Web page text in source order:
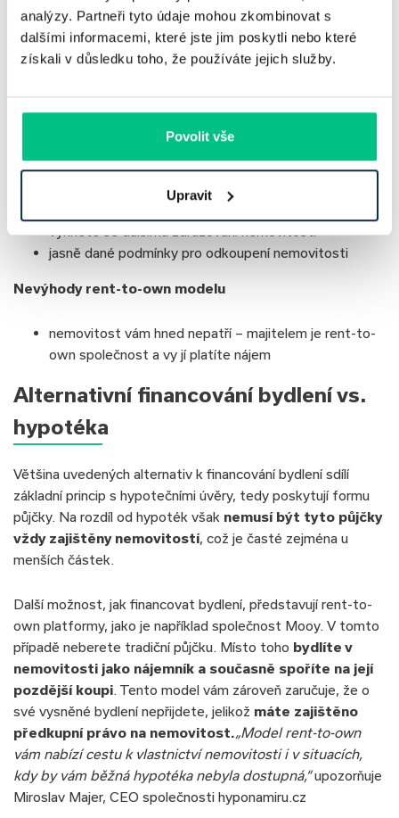
analýzy. Partneři tyto údaje mohou zkombinovat s
dalšími informacemi, které jste jim poskytli nebo které
získali v důsledku toho, že používáte jejich služby.
Povolit vše
Upravit
Další výhodou je možnost volby – můžete se sami
rozhodnout, zda chcete nemovitost v konečné fázi
svobodu ve srovnánís jinými způsoby financování.
Výhody rent-to-own modelu
nemovitost můžete mít, i když nemáte dost úspor na
vyhnete se dalšímu zdražování nemovitostí
jasně dané podmínky pro odkoupení nemovitosti
Nevýhody rent-to-own modelu
nemovitost vám hned nepatří – majitelem je rent-to-
own společnost a vy jí platíte nájem
Alternativní financování bydlení vs.
hypotéka
Většina uvedených alternativ k financování bydlení sdílí
základní princip s hypotečními úvěry, tedy poskytují formu
půjčky. Na rozdíl od hypoték však nemusí být tyto půjčky
vždy zajištěny nemovitostí, což je časté zejména u
menších částek.
Další možnost, jak financovat bydlení, představují rent-to-
own platformy, jako je například společnost Mooy. V tomto
případě neberete tradiční půjčku. Místo toho bydlíte v
nemovitosti jako nájemník a současně spoříte na její
pozdější koupi. Tento model vám zároveň zaručuje, že o
své vysněné bydlení nepřijdete, jelikož máte zajištěno
předkupní právo na nemovitost.„Model rent-to-own
vám nabízí cestu k vlastnictví nemovitosti i v situacích,
kdy by vám běžná hypotéka nebyla dostupná,“upozorňuje
Miroslav Majer, CEO společnosti hyponamiru.cz